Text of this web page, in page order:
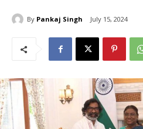
By Pankaj Singh July 15, 2024